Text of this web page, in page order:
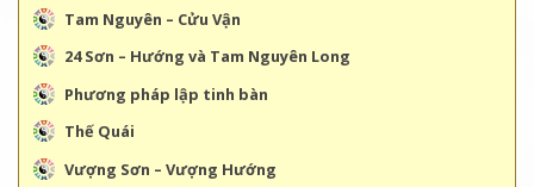
Tam Nguyên – Cửu Vận
24 Sơn – Hướng và Tam Nguyên Long
Phương pháp lập tinh bàn
Thế Quái
Vượng Sơn – Vượng Hướng